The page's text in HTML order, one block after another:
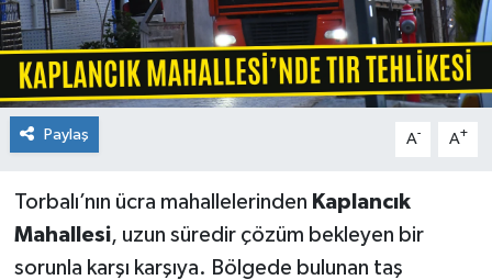
Paylaş A- A+
Torbalı’nın ücra mahallelerinden Kaplancık
Mahallesi, uzun süredir çözüm bekleyen bir
sorunla karşı karşıya. Bölgede bulunan taş